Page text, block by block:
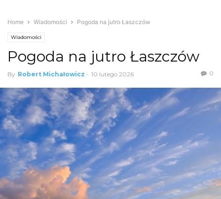
Home Wiadomości Pogoda na jutro Łaszczów
Wiadomości
Pogoda na jutro Łaszczów
By Robert Michałowicz - 10 lutego 2026 0